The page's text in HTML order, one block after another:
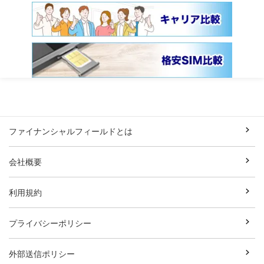
ファイナンシャルフィールドとは
会社概要
利用規約
プライバシーポリシー
外部送信ポリシー